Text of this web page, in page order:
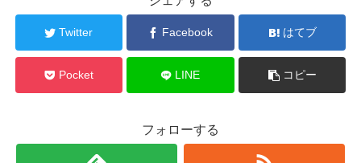
Twitter Facebook はてブ
Pocket LINE コピー
フォローする